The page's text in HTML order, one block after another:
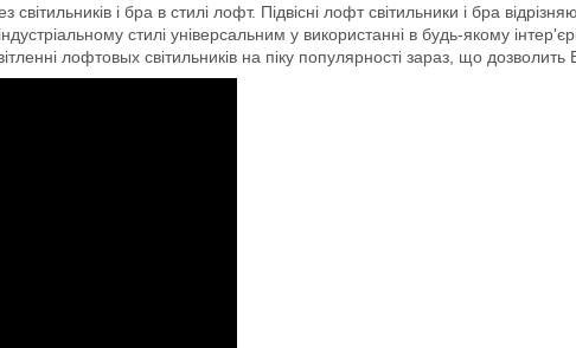
і бра в стилі лофт. Підвісні лофт світильники і бра
стилі універсальним у використанні в будь-якому
лофтовых світильників на піку популярності зараз, що